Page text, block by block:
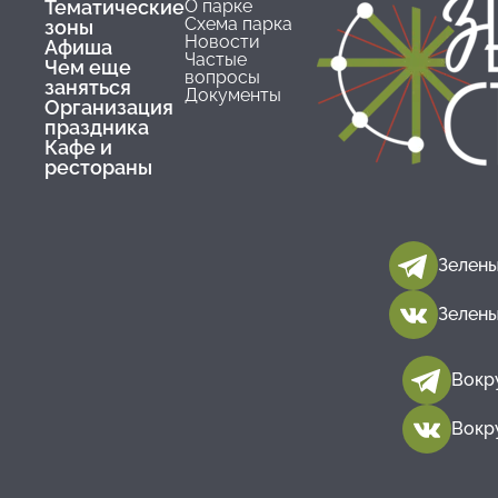
а также
не
лицам,
Тематические
зоны
Афиша
Чем еще
заняться
Организация
праздника
Кафе и
рестораны
О парке
Схема парка
Новости
Частые
вопросы
Документы